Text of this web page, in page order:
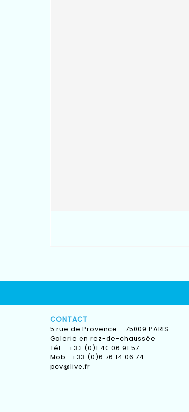
CONTACT
5 rue de Provence - 75009 PARIS
Galerie en rez-de-chaussée
Tél. : +33 (0)1 40 06 91 57
Mob : +33 (0)6 76 14 06 74
pcv@live.fr